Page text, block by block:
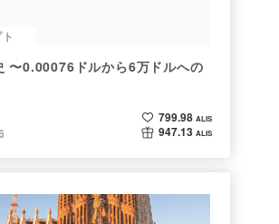
0.00076ドルから6万ドルへの
799.98 ALIS
947.13 ALIS